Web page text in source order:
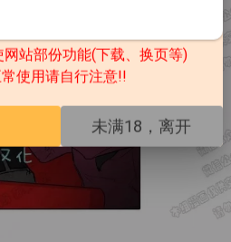
网站部份功能(下载、换页等)
使用请自行注意!!
未满18，离开